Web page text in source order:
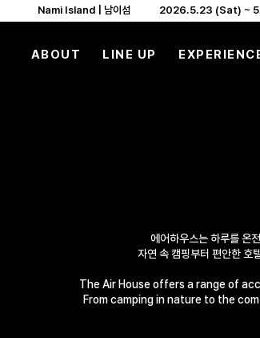
Nami Island | 남이섬
ABOUT LINE UP
에어하우스는 하루를 온
자연 속 캠핑부터 편안한 호
The Air House offers a range of
From camping in nature to the